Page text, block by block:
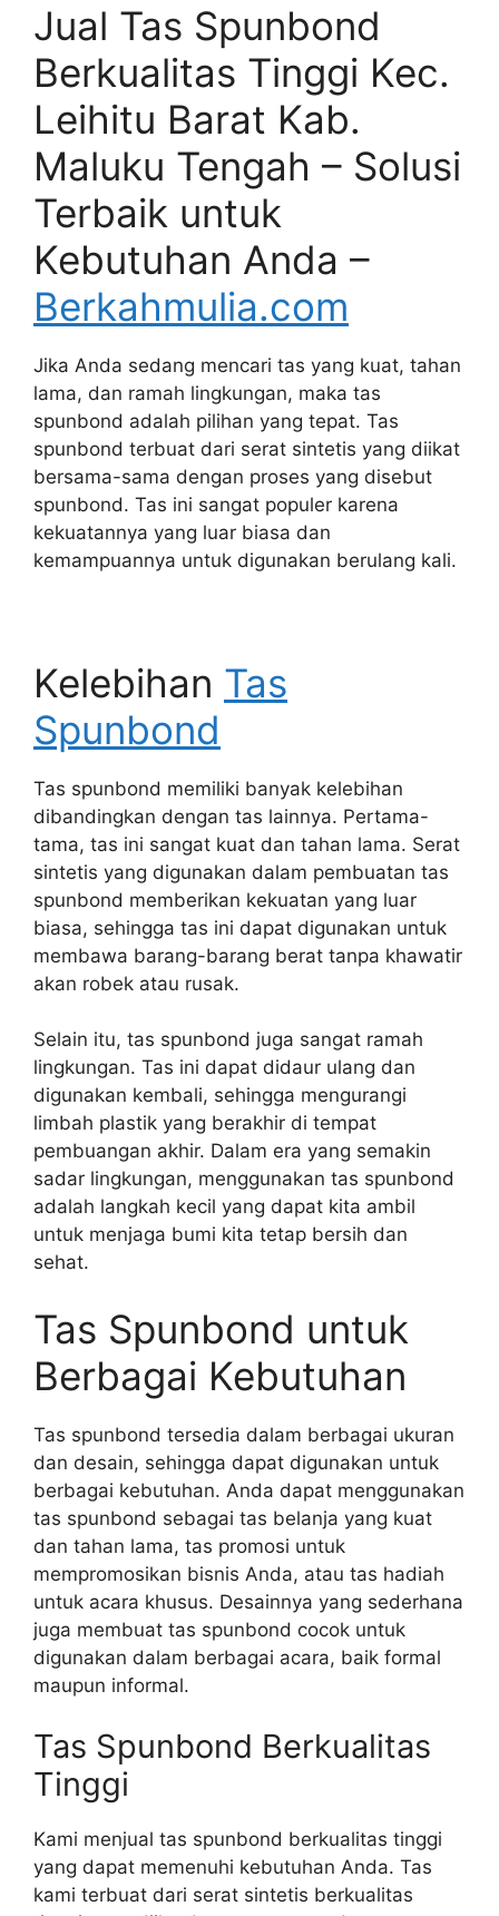
Jual Tas Spunbond
Berkualitas Tinggi Kec.
Leihitu Barat Kab.
Maluku Tengah – Solusi
Terbaik untuk
Kebutuhan Anda –
Berkahmulia.com
Jika Anda sedang mencari tas yang kuat, tahan
lama, dan ramah lingkungan, maka tas
spunbond adalah pilihan yang tepat. Tas
spunbond terbuat dari serat sintetis yang diikat
bersama-sama dengan proses yang disebut
spunbond. Tas ini sangat populer karena
kekuatannya yang luar biasa dan
kemampuannya untuk digunakan berulang kali.
Kelebihan Tas
Spunbond
Tas spunbond memiliki banyak kelebihan
dibandingkan dengan tas lainnya. Pertama-
tama, tas ini sangat kuat dan tahan lama. Serat
sintetis yang digunakan dalam pembuatan tas
spunbond memberikan kekuatan yang luar
biasa, sehingga tas ini dapat digunakan untuk
membawa barang-barang berat tanpa khawatir
akan robek atau rusak.
Selain itu, tas spunbond juga sangat ramah
lingkungan. Tas ini dapat didaur ulang dan
digunakan kembali, sehingga mengurangi
limbah plastik yang berakhir di tempat
pembuangan akhir. Dalam era yang semakin
sadar lingkungan, menggunakan tas spunbond
adalah langkah kecil yang dapat kita ambil
untuk menjaga bumi kita tetap bersih dan
sehat.
Tas Spunbond untuk
Berbagai Kebutuhan
Tas spunbond tersedia dalam berbagai ukuran
dan desain, sehingga dapat digunakan untuk
berbagai kebutuhan. Anda dapat menggunakan
tas spunbond sebagai tas belanja yang kuat
dan tahan lama, tas promosi untuk
mempromosikan bisnis Anda, atau tas hadiah
untuk acara khusus. Desainnya yang sederhana
juga membuat tas spunbond cocok untuk
digunakan dalam berbagai acara, baik formal
maupun informal.
Tas Spunbond Berkualitas
Tinggi
Kami menjual tas spunbond berkualitas tinggi
yang dapat memenuhi kebutuhan Anda. Tas
kami terbuat dari serat sintetis berkualitas